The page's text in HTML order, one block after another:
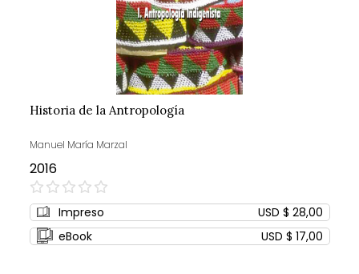
Historia de la Antropología
Manuel María Marzal
2016
0%
Impreso
USD $ 28,00
eBook
USD $ 17,00